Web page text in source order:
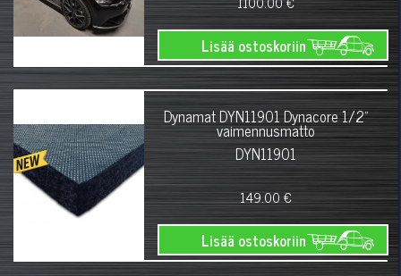
Lisää ostoskoriin
Dynamat DYN11901 Dynacore 1/2"
vaimennusmatto
DYN11901
149.00 €
Lisää ostoskoriin